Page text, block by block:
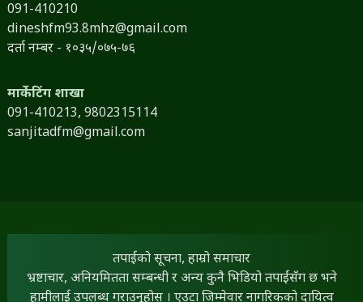
091-410210
dineshfm93.8mhz@gmail.com
दर्ता नम्बर - १०३५/०७५-७६
मार्केटिंग शाखा
091-410213, 9802315114
sanjitadfm@gmail.com
तपाईंको सूचना, हाम्रो समाचार
भ्रष्टाचार, अनियमितता सम्बन्धी र अन्य कुनै भिडियो तपाईंसँग छ भने
हामीलाई उपलब्ध गराउनुहोस् । एउटा जिम्मेवार नागरिकको दायित्व